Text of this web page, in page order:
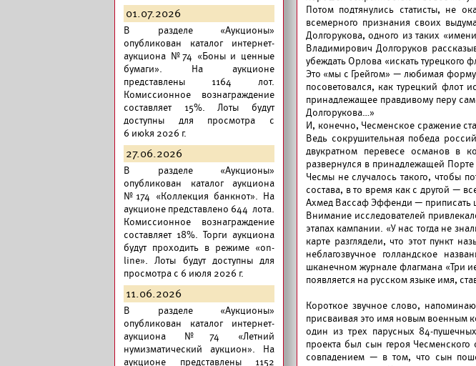
01.07.2026
В разделе «Аукционы»
опубликован каталог интернет-
аукциона №74 «Боны и ценные
бумаги». На аукционе
представлены 1164 лот.
Комиссионное вознаграждение
составляет 15%. Лоты будут
доступны для просмотра с
6 июkя 2026 г.
27.06.2026
В разделе «Аукционы»
опубликован каталог аукциона
№174 «Коллекция банкнот». На
аукционе представлено 644 лота.
Комиссионное вознаграждение
составляет 18%. Торги аукциона
будут проходить в режиме «on-
line». Лоты будут доступны для
просмотра с 6 июля 2026 г.
11.06.2026
В разделе «Аукционы»
опубликован каталог интернет-
аукциона №74 «Летний
нумизматический аукцион». На
аукционе представлены 1152
Потом подтянулись статисты, не
всемерного признания своих
Долгорукова, одного из таких
Владимирович Долгоруков
убеждать Орлова «искать турецкого
Это «мы с Грейгом» — любимая
посоветовался, как турецкий флот
принадлежащее правдивому перу
Долгорукова…»
И, конечно, Чесменское сражение
Ведь сокрушительная победа
двукратном перевесе османов в
развернулся в принадлежащей
Чесмы не случалось такого, чтобы
состава, в то время как с другой —
Ахмед Вассаф Эффенди — приписать
Внимание исследователей
этапах кампании. «У нас тогда не
карте разглядели, что этот пункт
неблагозвучное голландское
шканечном журнале флагмана «Три
появляется на русском языке имя,
Короткое звучное слово,
присваивая это имя новым военным
один из трех парусных 84-
проекта был сын героя
совпадением — в том, что сын